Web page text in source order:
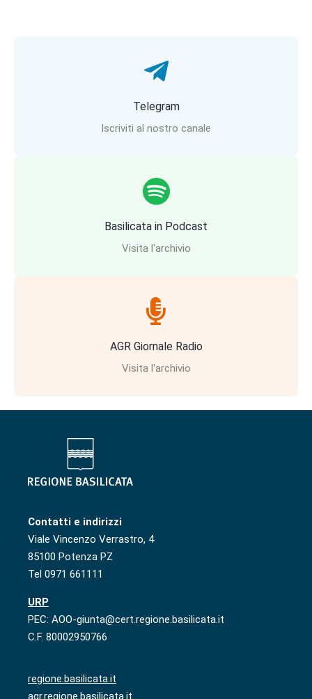
Telegram
Iscriviti al nostro canale
Basilicata in Podcast
Visita l'archivio
AGR Giornale Radio
Visita l'archivio
Contatti e indirizzi
Viale Vincenzo Verrastro, 4
85100 Potenza PZ
Tel 0971 661111
URP
PEC: AOO-giunta@cert.regione.basilicata.it
C.F. 80002950766
regione.basilicata.it
agr.regione.basilicata.it